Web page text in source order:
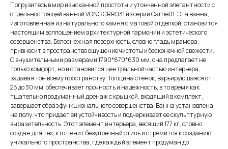
Погрузитесь в мир изысканной простоты и утонченной элегантности с
отдельностоящей ванной VONG CRR031 из серии Carrie01. Эта ванна,
изготовленная из натурального камня с матовой отделкой, становится
настоящим воплощением архитектурной гармонии и эстетического
совершенства. Белоснежная поверхность, словно гладь мрамора,
привносит в пространство ощущение чистоты и бесконечной свежести.
С внушительными размерами 1790*870*630 мм, она предлагает не
только комфорт, но и становится центральной частью интерьера,
задавая тон всему пространству. Толщина стенок, варьирующаяся от
25 до 30 мм, обеспечивает прочность и надежность, в то время как
тщательно продуманный дренаж с крышкой, входящий в комплект,
завершает образ функционального совершенства. Ванна установлена
на полу, что придает ей устойчивость и подчеркивает ее скульптурную
выразительность. Этот элемент интерьера, весящий 177 кг, словно
создан для тех, кто ценит безупречный стиль и стремится к созданию
уникального пространства, где каждый элемент продуман до